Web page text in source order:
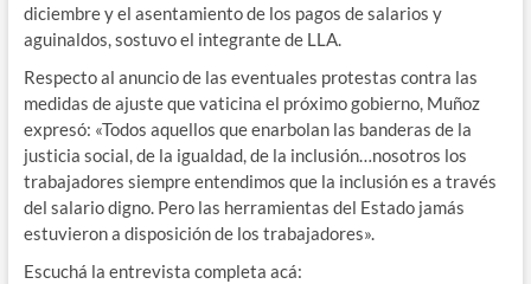
diciembre y el asentamiento de los pagos de salarios y
aguinaldos, sostuvo el integrante de LLA.
Respecto al anuncio de las eventuales protestas contra las
medidas de ajuste que vaticina el próximo gobierno, Muñoz
expresó: «Todos aquellos que enarbolan las banderas de la
justicia social, de la igualdad, de la inclusión…nosotros los
trabajadores siempre entendimos que la inclusión es a través
del salario digno. Pero las herramientas del Estado jamás
estuvieron a disposición de los trabajadores».
Escuchá la entrevista completa acá: